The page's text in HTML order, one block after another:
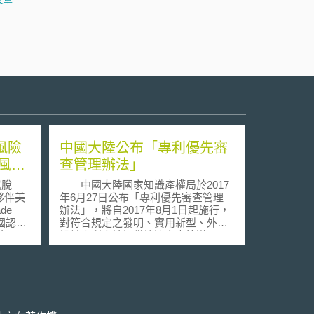
險
險
伴美
認定
風
脅國
發展
家網
中國大陸公布「專利優先審
查管理辦法」
中國大陸國家知識產權局於2017
年6月27日公布「專利優先審查管理
辦法」，將自2017年8月1日起施行，
對符合規定之發明、實用新型、外觀
設計專利申請提供快速審查管道。同
時廢止2012年之「發明專利優先審查